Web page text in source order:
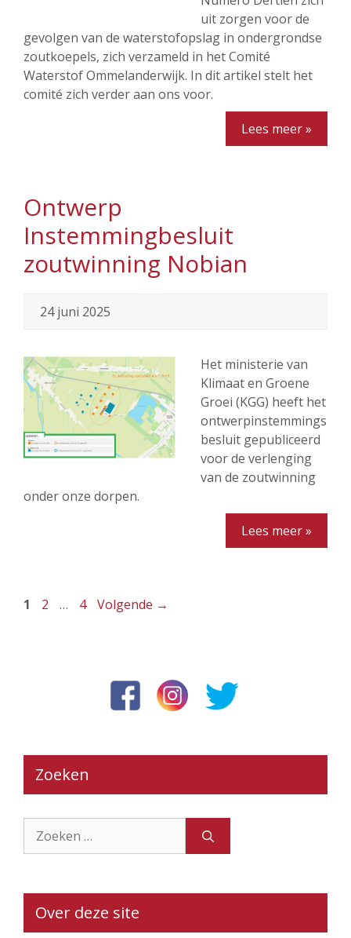
uit zorgen voor de
gevolgen van de waterstofopslag in ondergrondse
zoutkoepels, zich verzameld in het Comité
Waterstof Ommelanderwijk. In dit artikel stelt het
comité zich verder aan ons voor.
Lees meer »
Ontwerp
Instemmingbesluit
zoutwinning Nobian
24 juni 2025
Het ministerie van
Klimaat en Groene
Groei (KGG) heeft het
ontwerpinstemmings
besluit gepubliceerd
voor de verlenging
van de zoutwinning
onder onze dorpen.
Lees meer »
Pagina
1 Pagina
2 … Pagina
4 Volgende →
Zoeken
naar:
Over deze site